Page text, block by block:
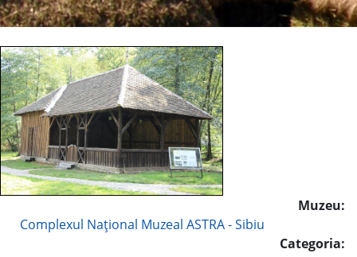
Muzeu:
Complexul Naţional Muzeal ASTRA - Sibiu
Categoria: